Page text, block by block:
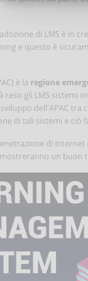
di LMS è in
e questo è
è la regione
reso gli LMS sistemi
dell'APAC tra
di tali sistemi e
di
mostreranno un buon